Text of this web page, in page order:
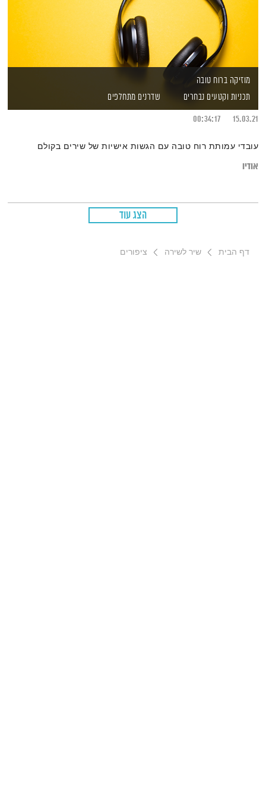
מוזיקה ברוח טובה
תכניות וקטעים נבחרים
שדרנים מתחלפים
15.03.21
00:34:17
עובדי עמותת רוח טובה עם הגשות אישיות של שירים בקולם
אודיו
הצג עוד
דף הבית שיר לשירה ציפורים